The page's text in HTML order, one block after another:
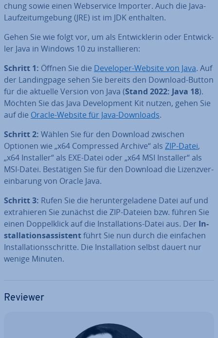
chung sowie einen Web­ser­vice Importer. Auch die Java-
Lauf­zeit­um­ge­bung (JRE) ist im JDK enthalten.
Gehen Sie wie folgt vor, um als Ent­wick­le­rin oder Ent­wick­
ler Java in Windows 10 zu in­stal­lie­ren:
Schritt 1: Öffnen Sie die Developer-Website von Java. Auf
der Landing­pa­ge sehen Sie bereits den Download-Button
für die aktuelle Version von Java (Stand 2022: Java 18).
Möchten Sie das Java De­ve­lo­p­ment Kit nutzen, gehen Sie
auf die Oracle-Website für Java-Downloads.
Schritt 2: Wählen Sie für den Download zwischen
Optionen wie „x64 Com­pres­sed Archive“ als ZIP-Datei,
„x64 Installer“ als EXE-Datei oder „x64 MSI Installer“ als
MSI-Datei. Be­stä­ti­gen Sie für den Download die Li­zenz­ver­
ein­ba­rung von Oracle Java.
Schritt 3: Rufen Sie die her­un­ter­ge­la­de­ne Datei auf und
ex­tra­hie­ren Sie zunächst die ZIP-Dateien bzw. führen Sie
einen Dop­pel­klick auf die In­stal­la­ti­ons-Datei aus. Der In­
stal­la­ti­ons­as­sis­tentführt Sie nun durch die einfachen
In­stal­la­ti­ons­schrit­te. Die In­stal­la­ti­on selbst dauert nur
wenige Minuten.
Reviewer